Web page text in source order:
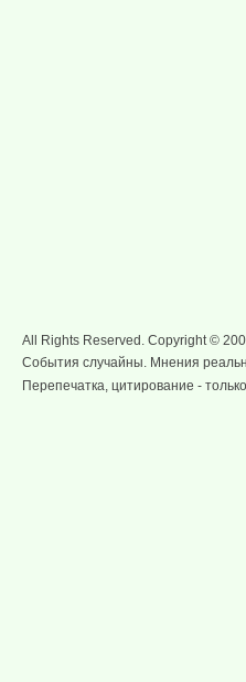
All Rights Reserved. Copyright ©
События случайны. Мнения
Перепечатка, цитирование -